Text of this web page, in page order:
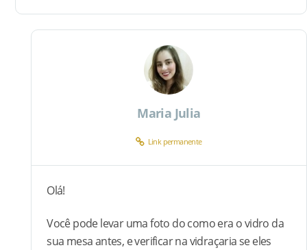
Maria Julia
Link permanente
Olá!
Você pode levar uma foto do como era o vidro da
sua mesa antes, e verificar na vidraçaria se eles